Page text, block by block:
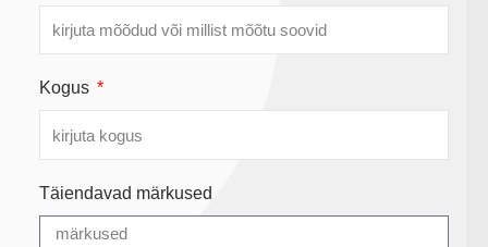
Kogus
Täiendavad märkused